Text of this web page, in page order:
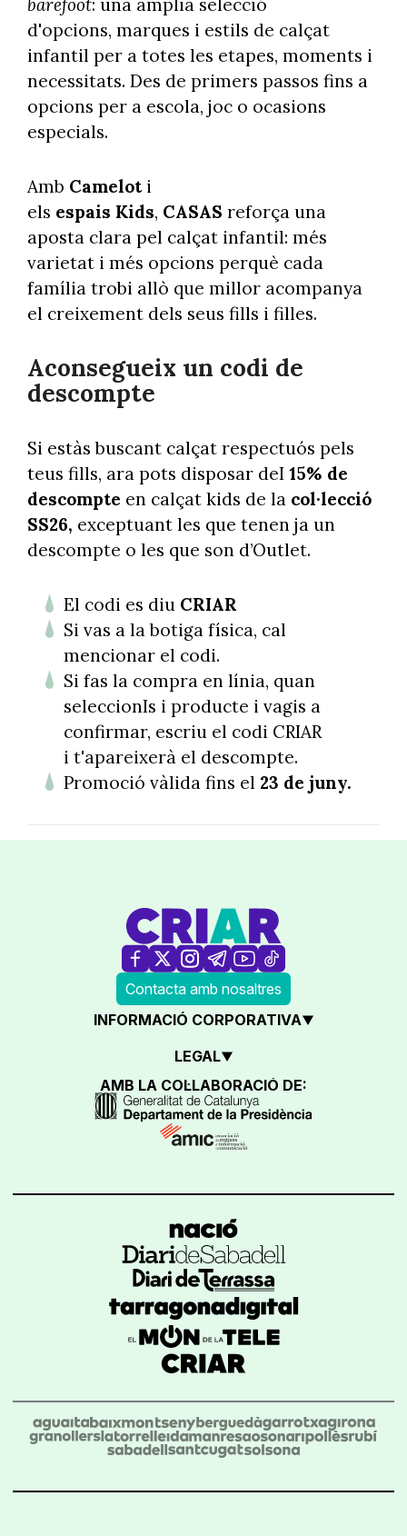
barefoot: una àmplia selecció
d'opcions, marques i estils de calçat
infantil per a totes les etapes, moments i
necessitats. Des de primers passos fins a
opcions per a escola, joc o ocasions
especials.
Amb Camelot i
els espais Kids, CASASreforça una
aposta clara pel calçat infantil: més
varietat i més opcions perquè cada
família trobi allò que millor acompanya
el creixement dels seus fills i filles.
Aconsegueix un codi de
descompte
Si estàs buscant calçat respectuós pels
teus fills, ara pots disposar deI 15% de
descompte en calçat kids de la col·lecció
SS26, exceptuant les que tenen ja un
descompte o les que son d’Outlet.
El codi es diu CRIAR
Si vas a la botiga física, cal
mencionar el codi.
Si fas la compra en línia, quan
seleccionIs i producte i vagis a
confirmar, escriu el codi CRIAR
i t'apareixerà el descompte.
Promoció vàlida fins el 23 de juny.
Contacta amb nosaltres
INFORMACIÓ CORPORATIVA
LEGAL
AMB LA COL·LABORACIÓ DE: